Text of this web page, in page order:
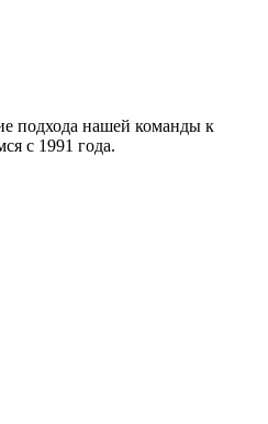
подхода нашей команды к
с 1991 года.